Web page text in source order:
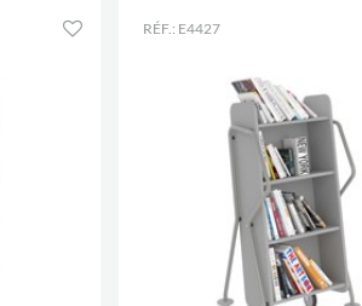
RÉF.: E4427